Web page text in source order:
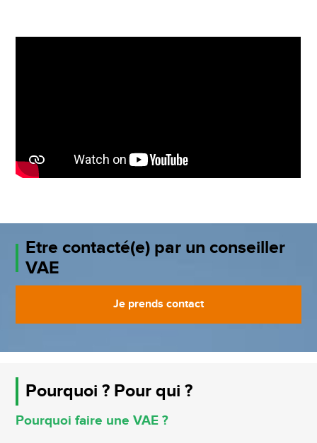
Etre contacté(e) par un conseiller
VAE
Je prends contact
Pourquoi ? Pour qui ?
Pourquoi faire une VAE ?